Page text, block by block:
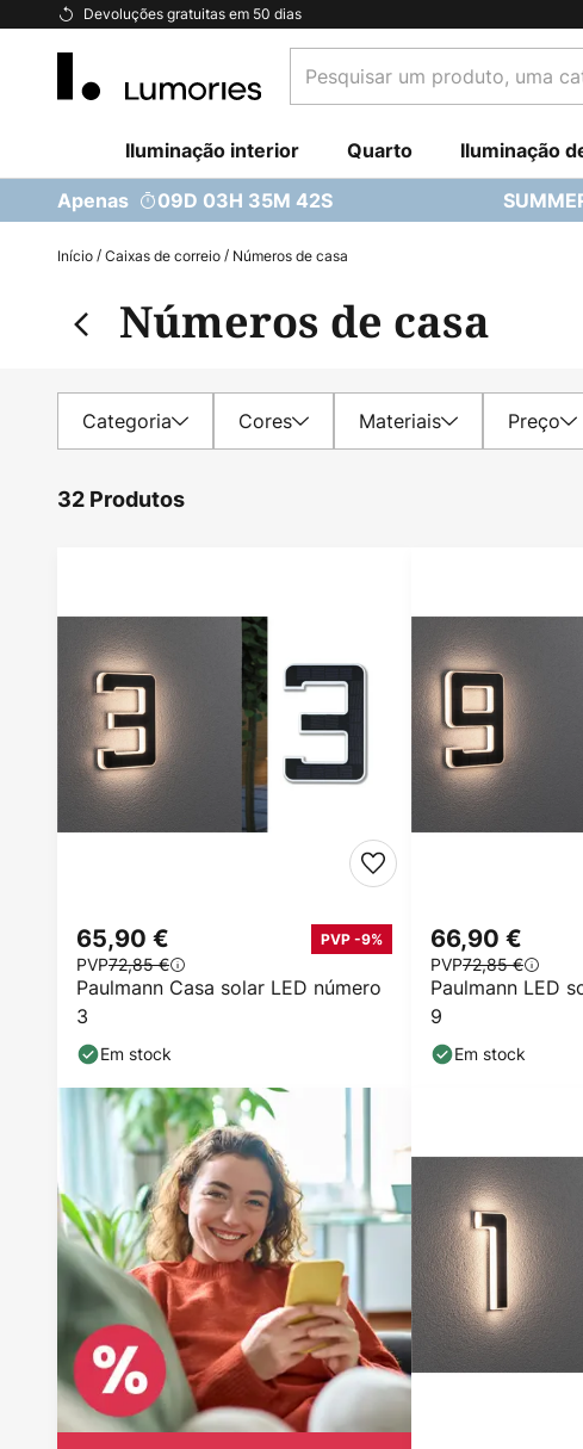
Devoluções gratuitas em 50 dias
Ir
Conteúdo
um
uma
categoria...
Iluminação interior Quarto Iluminação
Apenas 09D 03H 35M 40S
Início Caixas de correio Números de casa
Números de casa
Categoria Cores Materiais Preço
32 Produtos
Paulmann Casa solar LED número
3
65,90 € PVP -9%
PVP72,85 €
Em stock
Paulmann LED
9
66,90 €
PVP72,85 €
Em stock